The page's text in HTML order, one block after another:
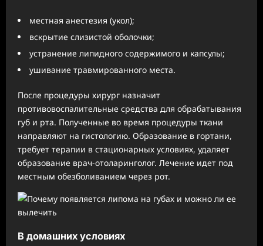
местная анестезия (укол);
вскрытие слизистой оболочки;
устранение липидного содержимого и капсулы;
ушивание травмированного места.
После процедуры хирург назначит
противовоспалительные средства для обрабатывания
губ и рта. Полученные во время процедуры ткани
направляют на гистологию. Образование в гортани,
требует терапии в стационарных условиях, удаляет
образование врач-отоларинголог. Лечение идет под
местным обезболиванием через рот.
В домашних условиях